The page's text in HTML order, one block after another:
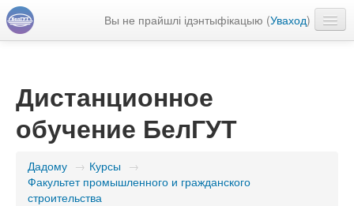
Вы не прайшлі ідэнтыфікацыю (Уваход)
Дистанционное
обучение БелГУТ
Дадому → Курсы →
Факультет промышленного и гражданского
строительства